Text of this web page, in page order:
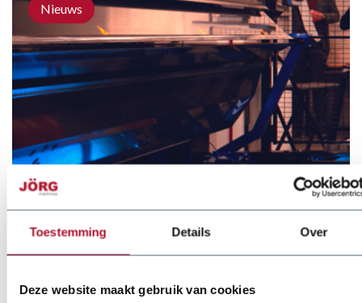
Toestemming Details Over
Deze website maakt gebruik van cookies
Nieuws
Slimmere productie met Variobend, Slinet en
inmeetsoftware
De plaatbewerkingsindustrie staat onder druk door
korte levertijden. Bedrijven zoeken daarom naar manieren
om hun processen te versnellen en te vereenvoudigen.